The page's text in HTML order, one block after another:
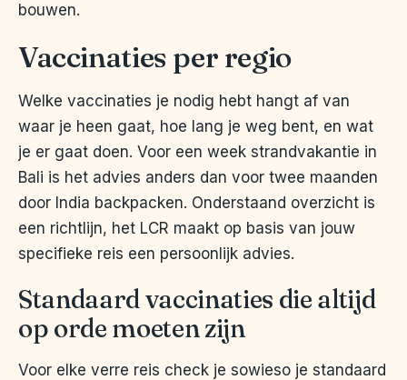
bouwen.
Vaccinaties per regio
Welke vaccinaties je nodig hebt hangt af van
waar je heen gaat, hoe lang je weg bent, en wat
je er gaat doen. Voor een week strandvakantie in
Bali is het advies anders dan voor twee maanden
door India backpacken. Onderstaand overzicht is
een richtlijn, het LCR maakt op basis van jouw
specifieke reis een persoonlijk advies.
Standaard vaccinaties die altijd
op orde moeten zijn
Voor elke verre reis check je sowieso je standaard